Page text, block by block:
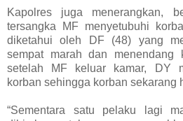
Kapolres juga menerangkan,
tersangka MF menyetubuhi
diketahui oleh DF (48) yang
sempat marah dan menendang
setelah MF keluar kamar, DY
korban sehingga korban sekarang
“Sementara satu pelaku lagi